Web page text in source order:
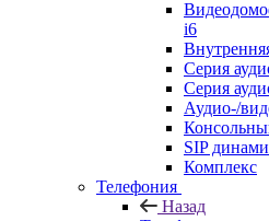
i6
Серия
Серия
Аудио-/
SIP
Комплекс
Телефония
Назад